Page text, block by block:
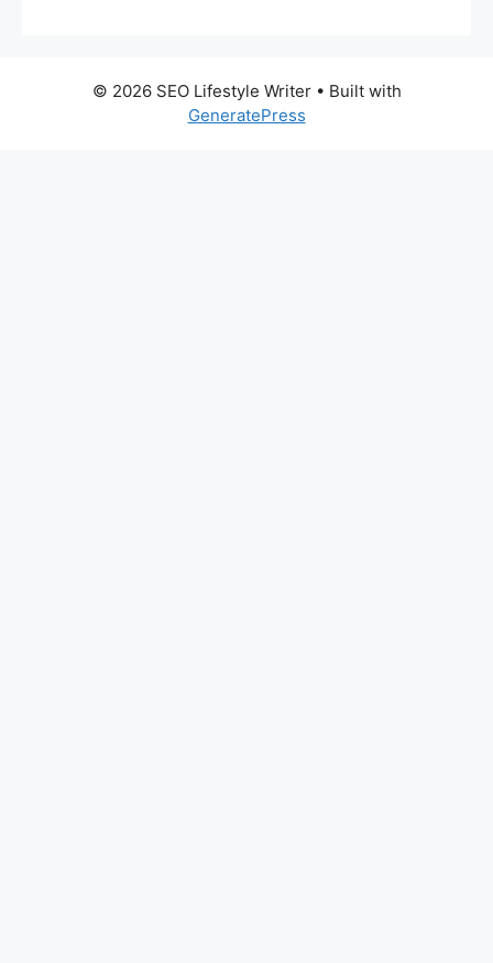
© 2026 SEO Lifestyle Writer• Built with
GeneratePress